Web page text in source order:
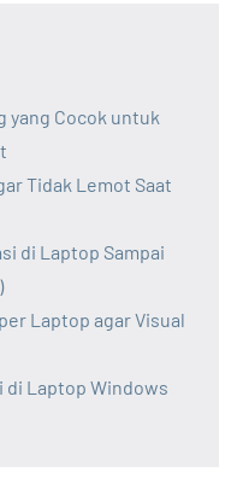
yang Cocok untuk
Tidak Lemot Saat
di Laptop Sampai
Laptop agar Visual
di Laptop Windows